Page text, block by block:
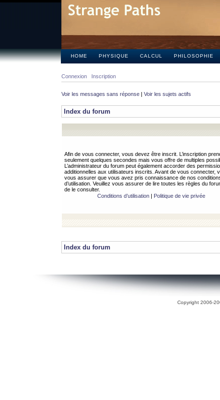
HOME PHYSIQUE CALCUL PHILOSOPHIE
Connexion Inscription
Voir les messages sans réponse | Voir les sujets actifs
Index du forum
Afin de vous connecter, vous devez être inscrit. L’inscription
seulement quelques secondes mais vous offre de multiples
L’administrateur du forum peut également accorder des
additionnelles aux utilisateurs inscrits. Avant de vous connecter,
vous assurer que vous avez pris connaissance de nos
d’utilisation. Veuillez vous assurer de lire toutes les règles du
de le consulter.
Conditions d’utilisation| Politique de vie privée
Index du forum
Copyright 2006-